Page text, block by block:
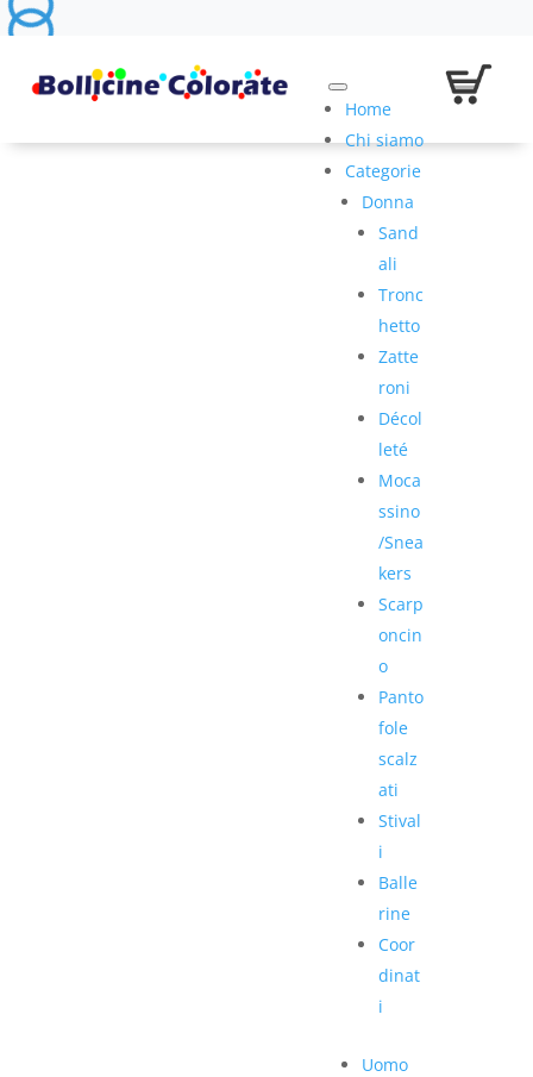
Home
Chi siamo
Categorie
Donna
Sand
ali
Tronc
hetto
Zatte
roni
Décol
leté
Moca
ssino
/Snea
kers
Scarp
oncin
o
Panto
fole
scalz
ati
Stival
i
Balle
rine
Coor
dinat
i
Uomo